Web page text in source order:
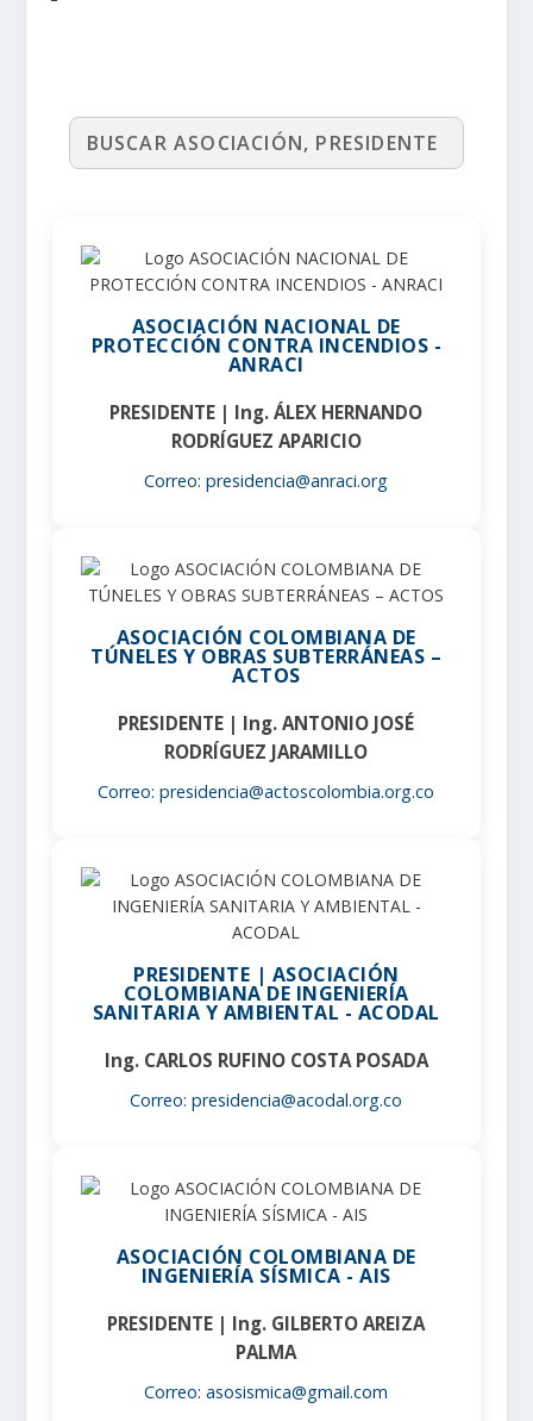
ASOCIACIÓN NACIONAL DE
PROTECCIÓN CONTRA INCENDIOS -
ANRACI
PRESIDENTE | Ing. ÁLEX HERNANDO
RODRÍGUEZ APARICIO
Correo: presidencia@anraci.org
ASOCIACIÓN COLOMBIANA DE
TÚNELES Y OBRAS SUBTERRÁNEAS –
ACTOS
PRESIDENTE | Ing. ANTONIO JOSÉ
RODRÍGUEZ JARAMILLO
Correo: presidencia@actoscolombia.org.co
PRESIDENTE | ASOCIACIÓN
COLOMBIANA DE INGENIERÍA
SANITARIA Y AMBIENTAL - ACODAL
Ing. CARLOS RUFINO COSTA POSADA
Correo: presidencia@acodal.org.co
ASOCIACIÓN COLOMBIANA DE
INGENIERÍA SÍSMICA - AIS
PRESIDENTE | Ing. GILBERTO AREIZA
PALMA
Correo: asosismica@gmail.com